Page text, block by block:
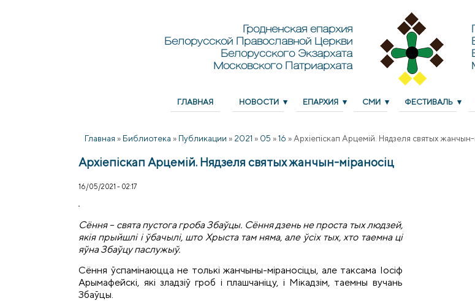
Гродненская епархия
Белорусской Православной Церкви
Белорусского Экзархата
Московского Патриархата
ГЛАВНАЯ НОВОСТИ ЕПАРХИЯ СМИ ФЕСТИВАЛЬ
Главная » Библиотека » Публикации » 2021 » 05 » 16 » Архiепiскап Арцемiй. Нядзеля святых жанчын-
Архiепiскап Арцемiй. Нядзеля святых жанчын-міраносіц
16/05/2021 - 02:17
Сёння – свята пустога гроба Збаўцы. Сёння дзень не проста тых людзей,
якія прыйшлі і ўбачылі, што Хрыста там няма, але ўсіх тых, хто таемна ці
яўна Збаўцу паслужыў.
Сёння ўспамінаюцца не толькі жанчыны-міраносіцы, але таксама Іосіф
Арымафейскі, які зладзіў гроб і плашчаніцу, і Мікадзім, таемны вучань
Збаўцы.